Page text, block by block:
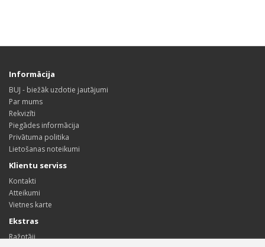
Informācija
BUJ - biežāk uzdotie jautājumi
Par mums
Rekvizīti
Piegādes informācija
Privātuma politika
Lietošanas noteikumi
Klientu serviss
Kontakti
Atteikumi
Vietnes karte
Ekstras
Ražotāji